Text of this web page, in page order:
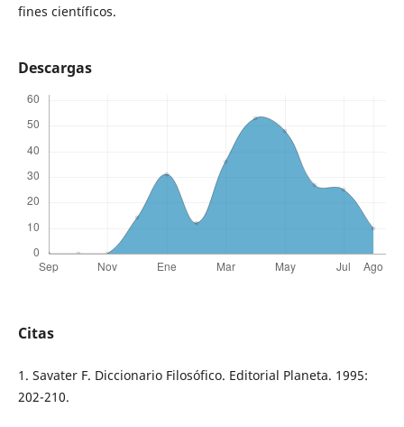
fines científicos.
Descargas
Citas
1. Savater F. Diccionario Filosófico. Editorial Planeta. 1995:
202-210.